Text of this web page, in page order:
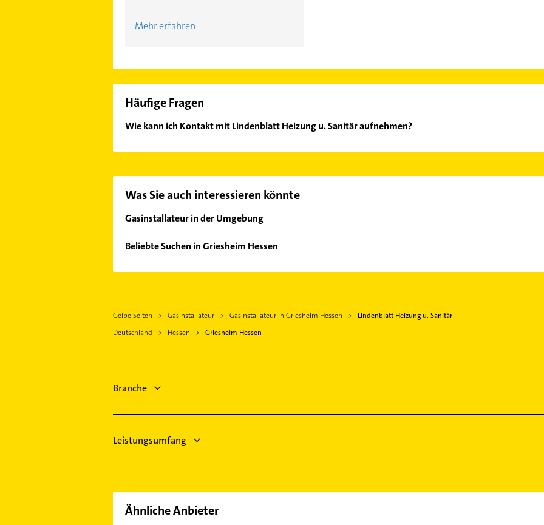
Mehr erfahren
Häufige Fragen
Wie kann ich Kontakt mit Lindenblatt Heizung u. Sanitär aufnehmen?
Was Sie auch interessieren könnte
Gasinstallateur in der Umgebung
Riedstadt
Darmstadt
Seeheim-Jugenheim
Egelsbach
Beliebte Suchen in Griesheim Hessen
Fensterbauer
Fenster
Heizungsbauer
Gelbe Seiten Gasinstallateur Gasinstallateur in Griesheim Hessen
Lindenblatt Heizung u. Sanitär
Deutschland
Hessen Griesheim Hessen
Branche
Leistungsumfang
Ähnliche Anbieter